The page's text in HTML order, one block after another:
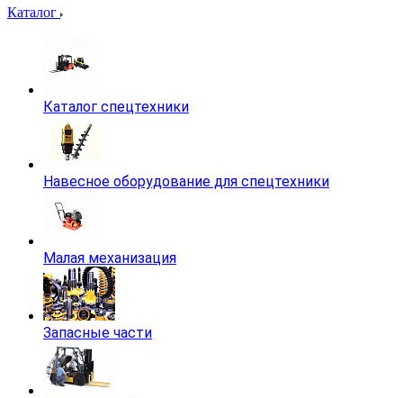
Каталог
Каталог спецтехники
Навесное оборудование для спецтехники
Малая механизация
Запасные части